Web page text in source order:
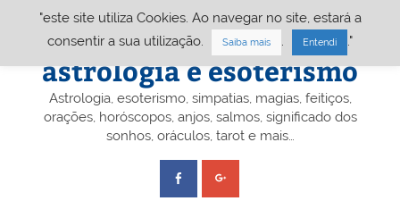
Portal A&E – Portal
astrologia e esoterismo
Astrologia, esoterismo, simpatias, magias, feitiços,
orações, horóscopos, anjos, salmos, significado dos
sonhos, oráculos, tarot e mais…
"este site utiliza Cookies. Ao navegar no site, estará a
consentir a sua utilização.
Saiba mais Entendi ."